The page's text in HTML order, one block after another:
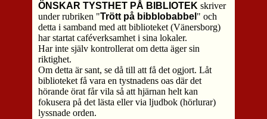
ÖNSKAR TYSTHET PÅ BIBLIOTEK skriver
under rubriken "Trött på bibblobabbel " och
detta i samband med att biblioteket (Vänersborg)
har startat caféverksamhet i sina lokaler.
Har inte själv kontrollerat om detta äger sin
riktighet.
Om detta är sant, se då till att få det ogjort. Låt
biblioteket få vara en tystnadens oas där det
hörande örat får vila så att hjärnan helt kan
fokusera på det lästa eller via ljudbok (hörlurar)
lyssnade orden.